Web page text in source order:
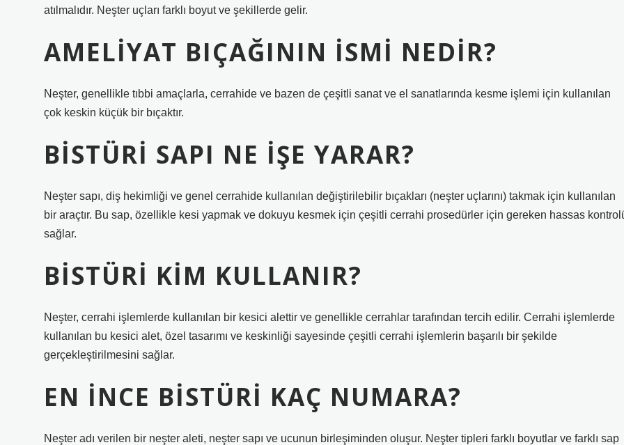
atılmalıdır. Neşter uçları farklı boyut ve şekillerde gelir.
AMELIYAT BIÇAĞININ ISMI NEDIR?
Neşter, genellikle tıbbi amaçlarla, cerrahide ve bazen de çeşitli sanat ve el sanatlarında kesme işlemi için kullanılan
çok keskin küçük bir bıçaktır.
BISTÜRI SAPI NE IŞE YARAR?
Neşter sapı, diş hekimliği ve genel cerrahide kullanılan değiştirilebilir bıçakları (neşter uçlarını) takmak için kullanılan
bir araçtır. Bu sap, özellikle kesi yapmak ve dokuyu kesmek için çeşitli cerrahi prosedürler için gereken hassas
sağlar.
BISTÜRI KIM KULLANIR?
Neşter, cerrahi işlemlerde kullanılan bir kesici alettir ve genellikle cerrahlar tarafından tercih edilir. Cerrahi işlemlerde
kullanılan bu kesici alet, özel tasarımı ve keskinliği sayesinde çeşitli cerrahi işlemlerin başarılı bir şekilde
gerçekleştirilmesini sağlar.
EN INCE BISTÜRI KAÇ NUMARA?
Neşter adı verilen bir neşter aleti, neşter sapı ve ucunun birleşiminden oluşur. Neşter tipleri farklı boyutlar ve farklı sap